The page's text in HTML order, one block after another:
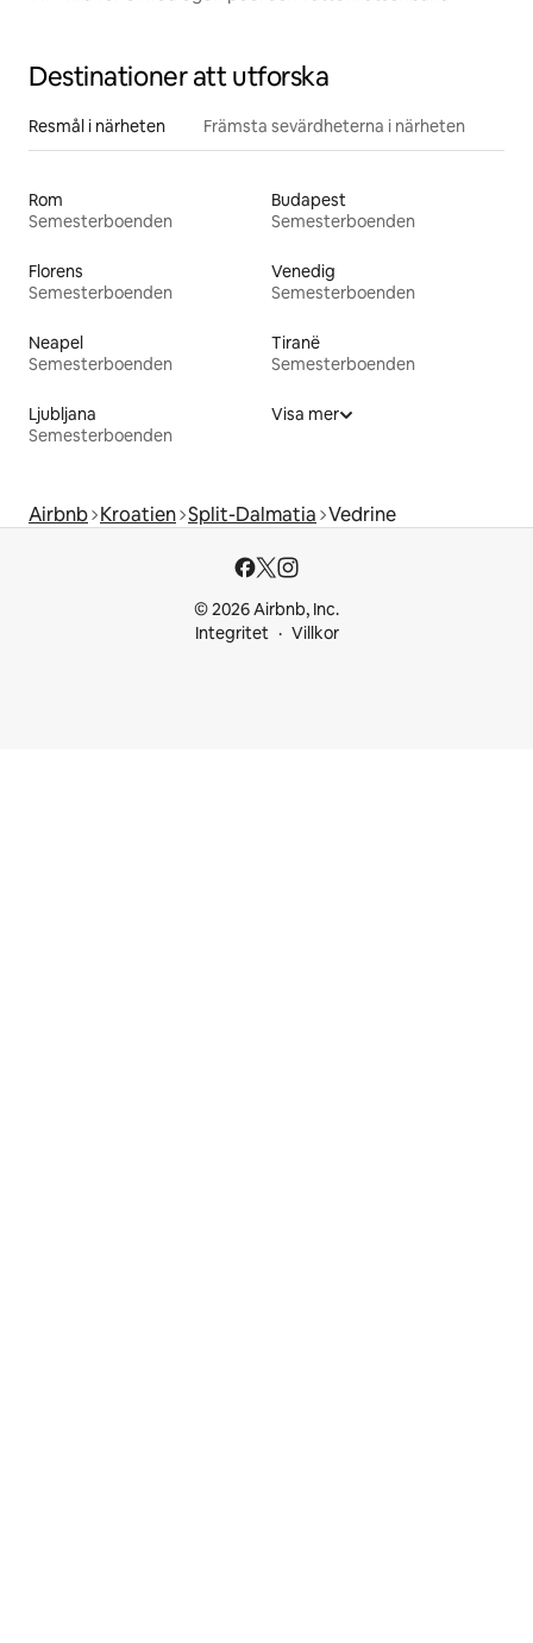
Destinationer att utforska
Resmål i närheten Främsta sevärdheterna i närheten
Rom
Semesterboenden
Budapest
Semesterboenden
Florens
Semesterboenden
Venedig
Semesterboenden
Neapel
Semesterboenden
Tiranë
Semesterboenden
Ljubljana
Semesterboenden
Visa mer
Airbnb Kroatien Split-Dalmatia Vedrine
© 2026 Airbnb, Inc.
Integritet
Villkor